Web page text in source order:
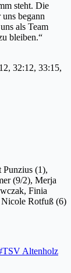
steht. Die
begann
als Team
bleiben.“
32:12, 33:15,
(1),
(9/2), Merja
Finia
Rotfuß (6)
Altenholz